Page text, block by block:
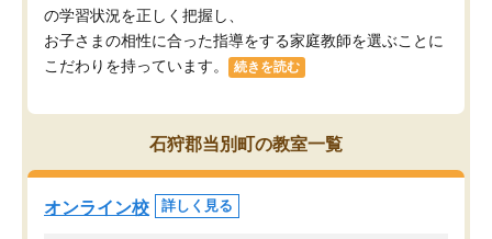
の学習状況を正しく把握し、
お子さまの相性に合った指導をする家庭教師を選ぶことに
こだわりを持っています。
続きを読む
石狩郡当別町の教室一覧
オンライン校 詳しく見る